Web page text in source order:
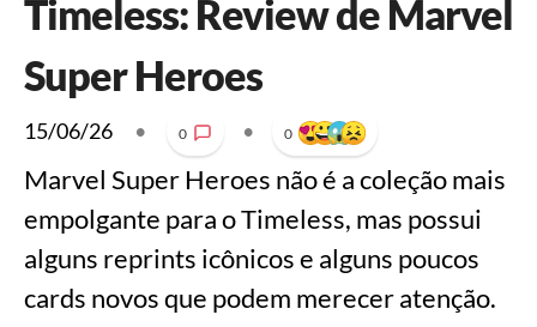
Timeless: Review de Marvel
Super Heroes
15/06/26 • 0 • 0
Marvel Super Heroes não é a coleção mais
empolgante para o Timeless, mas possui
alguns reprints icônicos e alguns poucos
cards novos que podem merecer atenção.